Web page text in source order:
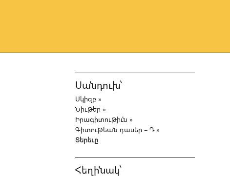
Սանդուխ՝
Սկիզբ »
Նիւթեր »
Իրագիտութիւն »
Գիտութեան դասեր – Դ»
Տերեւը
Հեղինակ՝